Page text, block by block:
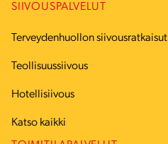
SIIVOUSPALVELUT
Terveydenhuollon siivousratkaisut
Teollisuussiivous
Hotellisiivous
Katso kaikki